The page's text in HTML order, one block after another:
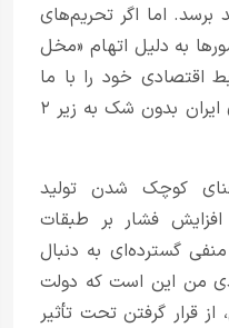
سالانه به ۸ درصد برسد. اما اگر تحریم‌های
به دلیل اتهام «مخل
اقتصادی خود را با ما
کاهش دهند، نرخ رشد اقتصادی ایران بدون شک به زیر ۲
کوچک شدن تولید
فشار بر طبقات
گسترده‌ای به دنبال
من این است که دولت
قرار گرفتن تحت تأثیر